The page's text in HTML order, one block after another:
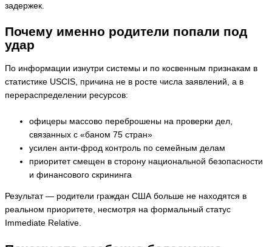
задержек.
Почему именно родители попали под
удар
По информации изнутри системы и по косвенным признакам в
статистике USCIS, причина не в росте числа заявлений, а в
перераспределении ресурсов:
офицеры массово переброшены на проверки дел,
связанных с «баном 75 стран»
усилен анти-фрод контроль по семейным делам
приоритет смещен в сторону национальной безопасности
и финансового скрининга
Результат — родители граждан США больше не находятся в
реальном приоритете, несмотря на формальный статус
Immediate Relative.